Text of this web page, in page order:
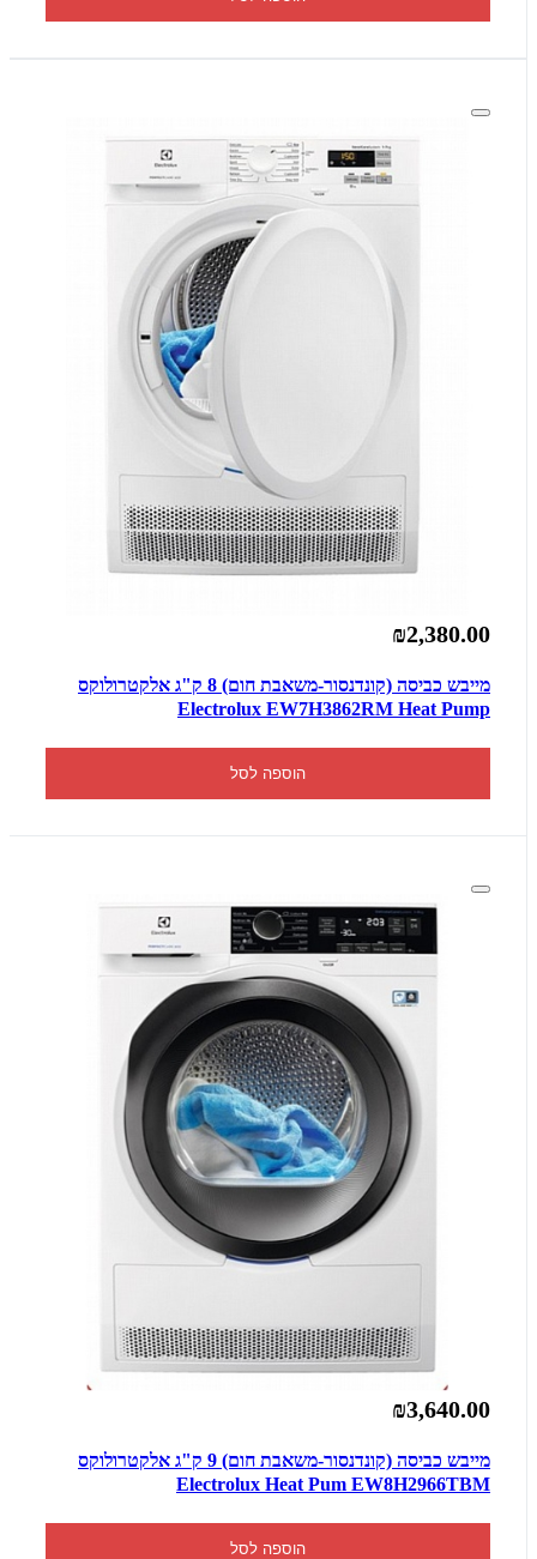
₪2,380.00
מייבש כביסה (קונדנסור-משאבת חום) 8 ק"ג אלקטרולוקס
Electrolux EW7H3862RM Heat Pump
הוספה לסל
₪3,640.00
מייבש כביסה (קונדנסור-משאבת חום) 9 ק"ג אלקטרולוקס
Electrolux Heat Pum EW8H2966TBM
הוספה לסל